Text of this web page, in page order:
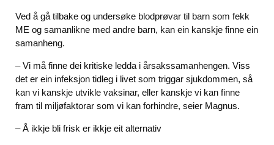
Ved å gå tilbake og undersøke blodprøvar til barn som fekk
ME og samanlikne med andre barn, kan ein kanskje finne ein
samanheng.
– Vi må finne dei kritiske ledda i årsakssamanhengen. Viss
det er ein infeksjon tidleg i livet som triggar sjukdommen, så
kan vi kanskje utvikle vaksinar, eller kanskje vi kan finne
fram til miljøfaktorar som vi kan forhindre, seier Magnus.
– Å ikkje bli frisk er ikkje eit alternativ